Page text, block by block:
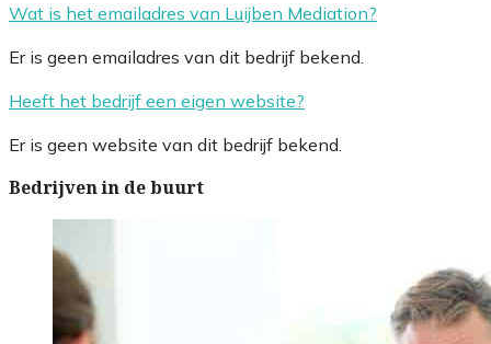
Wat is het emailadres van Luijben Mediation?
Er is geen emailadres van dit bedrijf bekend.
Heeft het bedrijf een eigen website?
Er is geen website van dit bedrijf bekend.
Bedrijven in de buurt